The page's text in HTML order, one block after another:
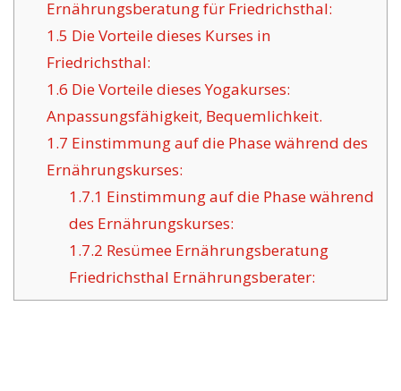
Ernährungsberatung für Friedrichsthal:
1.5 Die Vorteile dieses Kurses in
Friedrichsthal:
1.6 Die Vorteile dieses Yogakurses:
Anpassungsfähigkeit, Bequemlichkeit.
1.7 Einstimmung auf die Phase während des
Ernährungskurses:
1.7.1 Einstimmung auf die Phase während
des Ernährungskurses:
1.7.2 Resümee Ernährungsberatung
Friedrichsthal Ernährungsberater: